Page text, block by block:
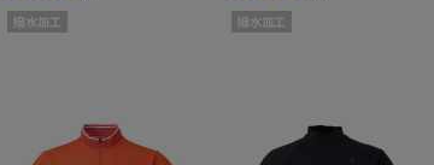
撥水加工 撥水加工